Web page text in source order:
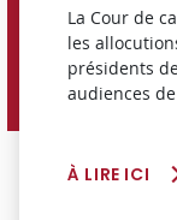
La Cour de
les
présidents
audiences
À LIRE ICI